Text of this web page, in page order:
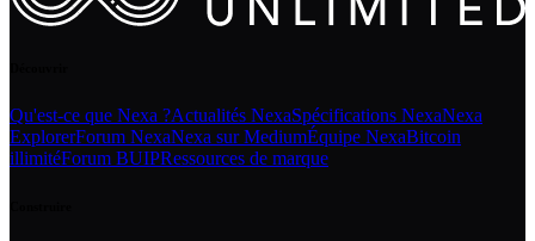
Qu'est-ce que Nexa ?Actualités NexaSpécifications NexaNexa
ExplorerForum NexaNexa sur MediumÉquipe NexaBitcoin
illimitéForum BUIPRessources de marque